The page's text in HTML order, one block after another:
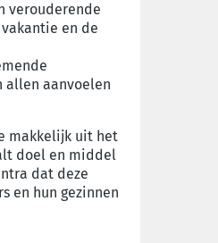
verouderende
en de
allen aanvoelen
makkelijk uit het
doel en middel
dat deze
en hun gezinnen